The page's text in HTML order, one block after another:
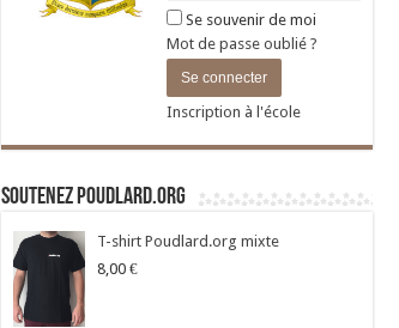
Se souvenir de moi
Mot de passe oublié ?
Inscription à l'école
Soutenez Poudlard.org
T-shirt Poudlard.org mixte
8,00 €